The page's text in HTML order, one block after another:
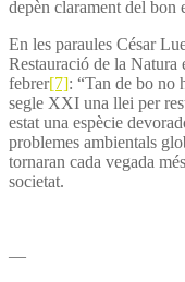
depèn clarament del bon
En les paraules César
Restauració de la Natura
febrer[7]: “Tan de bo no
segle XXI una llei per
estat una espècie
problemes ambientals
tornaran cada vegada
societat.
—